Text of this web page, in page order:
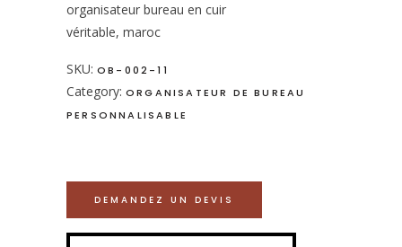
organisateur bureau en cuir
véritable, maroc
SKU: OB-002-11
Category: ORGANISATEUR DE BUREAU
PERSONNALISABLE
DEMANDEZ UN DEVIS